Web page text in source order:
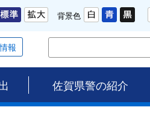
背景色
報
佐賀県警の紹介